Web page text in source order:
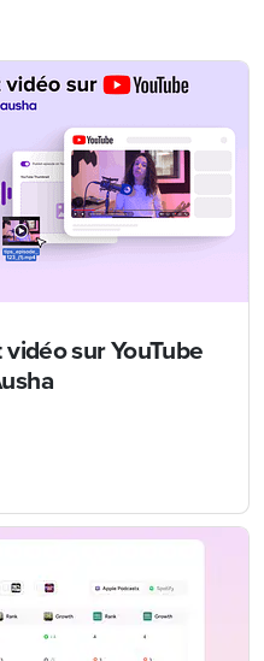
sur YouTube